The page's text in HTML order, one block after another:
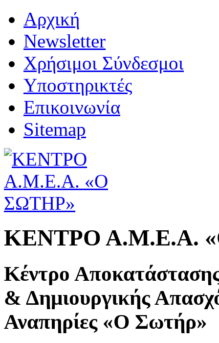
Αρχική
Newsletter
Χρήσιμοι Σύνδεσμοι
Υποστηρικτές
Επικοινωνία
Sitemap
ΚΕΝΤΡΟ Α.Μ.Ε.Α.
Κέντρο
& Δημιουργικής
Αναπηρίες «Ο Σωτήρ»